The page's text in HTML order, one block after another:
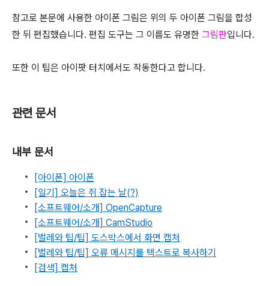
참고로 본문에 사용한 아이폰 그림은 위의 두 아이폰 그림을 합성
한 뒤 편집했습니다. 편집 도구는 그 이름도 유명한 그림판입니다.
또한 이 팁은 아이팟 터치에서도 작동한다고 합니다.
관련 문서
내부 문서
[아이폰] 아이폰
[일기] 오늘은 쥐 잡는 날(?)
[소프트웨어/소개] OpenCapture
[소프트웨어/소개] CamStudio
[벌레와 팁/팁] 도스박스에서 화면 캡처
[벌레와 팁/팁] 오류 메시지를 텍스트로 복사하기
[검색] 캡처